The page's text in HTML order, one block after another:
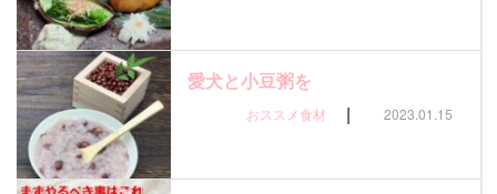
愛犬と小豆粥を
おススメ食材 | 2023.01.15